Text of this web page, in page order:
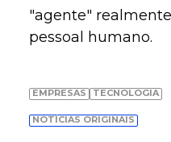
"agente"
pessoal humano.
EMPRESAS TECNOLOGIA
NOTÍCIAS ORIGINAIS